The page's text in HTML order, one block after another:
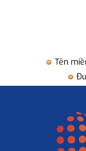
Tên